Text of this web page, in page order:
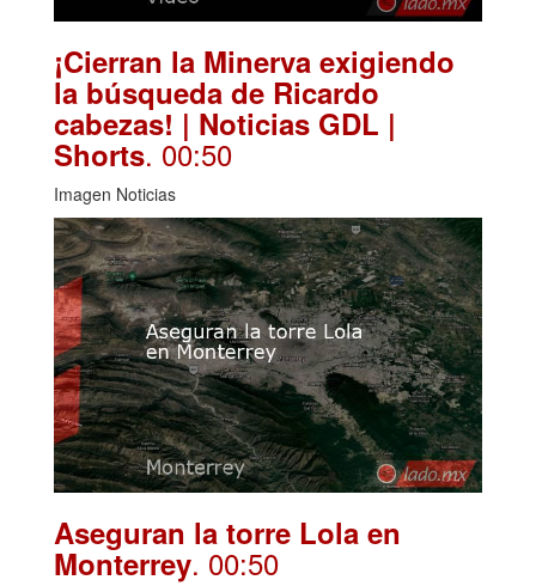
¡Cierran la Minerva exigiendo
la búsqueda de Ricardo
cabezas! | Noticias GDL |
Shorts. 00:50
Imagen Noticias
Aseguran la torre Lola en
Monterrey. 00:50